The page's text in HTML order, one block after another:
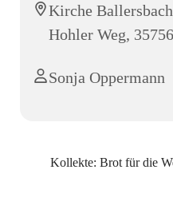
Kirche
Hohler Weg,
Sonja Oppermann
Kollekte: Brot für die